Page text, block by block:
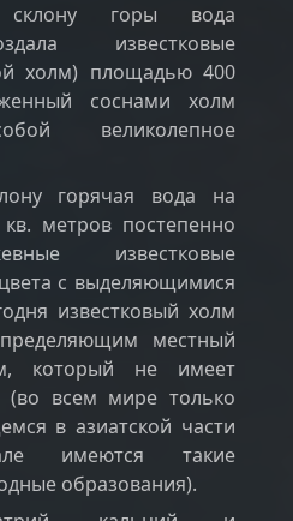
горы вода
известковые
холм) площадью 400
соснами холм
великолепное
горячая вода на
метров постепенно
известковые
с выделяющимися
известковый холм
местный
который не имеет
всем мире только
в азиатской части
имеются такие
образования).